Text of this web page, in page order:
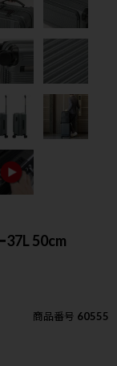
37L 50cm
商品番号 60555